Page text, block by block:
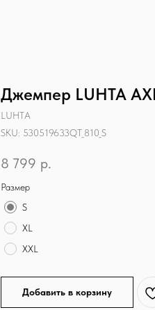
Джемпер LUHTA
LUHTA
SKU: 530519633QT_810_S
8 799 р.
Размер
S
XL
XXL
Добавить в корзину